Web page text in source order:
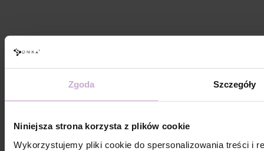
Zgoda Szczegóły
Niniejsza strona korzysta z plików cookie
Wykorzystujemy pliki cookie do spersonalizowania treści i
Napisz opinię